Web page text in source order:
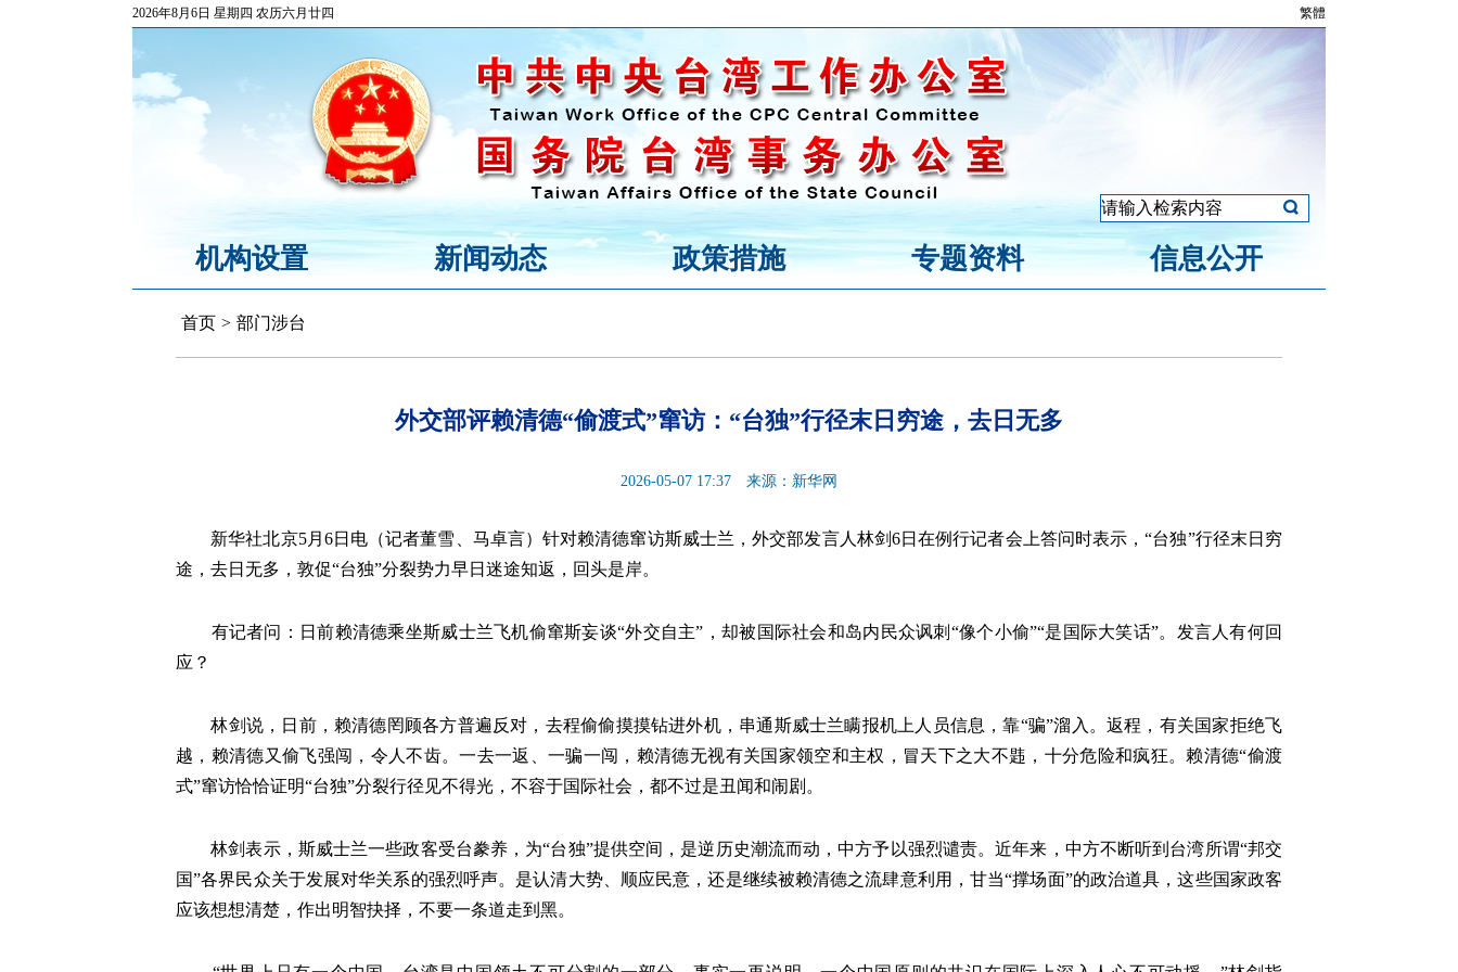
2026年8月6日 星期四 农历六月廿四 繁體
机构设置 新闻动态 政策措施 专题资料 信息公开
首页 > 部门涉台
外交部评赖清德“偷渡式”窜访：“台独”行径末日穷途，去日无多
2026-05-07 17:37 来源：新华网
新华社北京5月6日电（记者董雪、马卓言）针对赖清德窜访斯威士兰，外交部发言人林剑6日在例行记者会上答问时表示，“台独”行径末日穷
途，去日无多，敦促“台独”分裂势力早日迷途知返，回头是岸。
有记者问：日前赖清德乘坐斯威士兰飞机偷窜斯妄谈“外交自主”，却被国际社会和岛内民众讽刺“像个小偷”“是国际大笑话”。发言人有何回
应？
林剑说，日前，赖清德罔顾各方普遍反对，去程偷偷摸摸钻进外机，串通斯威士兰瞒报机上人员信息，靠“骗”溜入。返程，有关国家拒绝飞
越，赖清德又偷飞强闯，令人不齿。一去一返、一骗一闯，赖清德无视有关国家领空和主权，冒天下之大不韪，十分危险和疯狂。赖清德“偷渡
式”窜访恰恰证明“台独”分裂行径见不得光，不容于国际社会，都不过是丑闻和闹剧。
林剑表示，斯威士兰一些政客受台豢养，为“台独”提供空间，是逆历史潮流而动，中方予以强烈谴责。近年来，中方不断听到台湾所谓“邦交
国”各界民众关于发展对华关系的强烈呼声。是认清大势、顺应民意，还是继续被赖清德之流肆意利用，甘当“撑场面”的政治道具，这些国家政客
应该想想清楚，作出明智抉择，不要一条道走到黑。